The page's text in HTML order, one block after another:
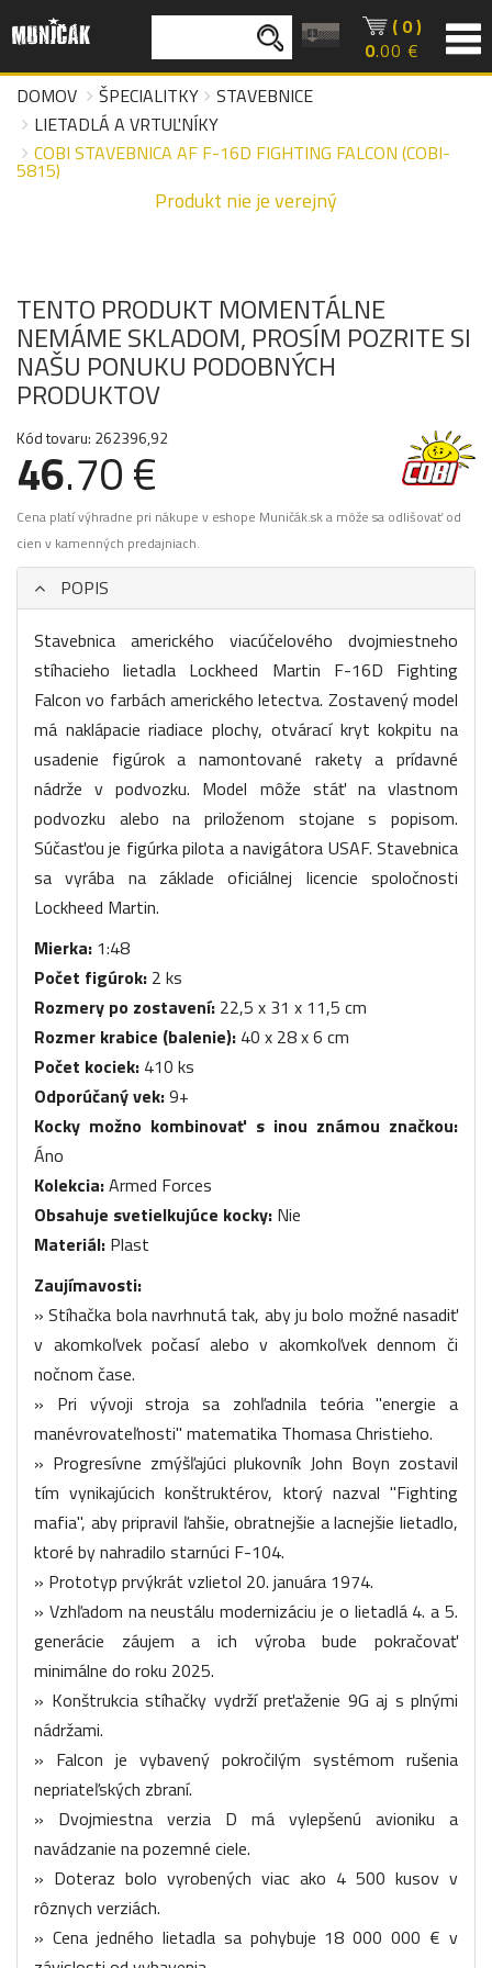
( 0 )
0.00 €
DOMOV
ŠPECIALITKY
STAVEBNICE
LIETADLÁ A VRTUĽNÍKY
COBI STAVEBNICA AF F-16D FIGHTING FALCON (COBI-
5815)
Produkt nie je verejný
TENTO PRODUKT MOMENTÁLNE
NEMÁME SKLADOM, PROSÍM POZRITE SI
NAŠU PONUKU PODOBNÝCH
PRODUKTOV
Kód tovaru: 262396,92
46.70 €
Cena platí výhradne pri nákupe v eshope Muničák.sk a môže sa odlišovať od
cien v kamenných predajniach.
POPIS
Stavebnica amerického viacúčelového dvojmiestneho
stíhacieho lietadla Lockheed Martin F-16D Fighting
Falcon vo farbách amerického letectva. Zostavený model
má naklápacie riadiace plochy, otvárací kryt kokpitu na
usadenie figúrok a namontované rakety a prídavné
nádrže v podvozku. Model môže stáť na vlastnom
podvozku alebo na priloženom stojane s popisom.
Súčasťou je figúrka pilota a navigátora USAF. Stavebnica
sa vyrába na základe oficiálnej licencie spoločnosti
Lockheed Martin.
Mierka: 1:48
Počet figúrok: 2 ks
Rozmery po zostavení: 22,5 x 31 x 11,5 cm
Rozmer krabice (balenie): 40 x 28 x 6 cm
Počet kociek: 410 ks
Odporúčaný vek:9+
Kocky možno kombinovať s inou známou značkou:
Áno
Kolekcia:Armed Forces
Obsahuje svetielkujúce kocky: Nie
Materiál: Plast
Zaujímavosti:
» Stíhačka bola navrhnutá tak, aby ju bolo možné nasadiť
v akomkoľvek počasí alebo v akomkoľvek dennom či
nočnom čase.
» Pri vývoji stroja sa zohľadnila teória "energie a
manévrovateľnosti" matematika Thomasa Christieho.
» Progresívne zmýšľajúci plukovník John Boyn zostavil
tím vynikajúcich konštruktérov, ktorý nazval "Fighting
mafia", aby pripravil ľahšie, obratnejšie a lacnejšie lietadlo,
ktoré by nahradilo starnúci F-104.
» Prototyp prvýkrát vzlietol 20. januára 1974.
» Vzhľadom na neustálu modernizáciu je o lietadlá 4. a 5.
generácie záujem a ich výroba bude pokračovať
minimálne do roku 2025.
» Konštrukcia stíhačky vydrží preťaženie 9G aj s plnými
nádržami.
» Falcon je vybavený pokročilým systémom rušenia
nepriateľských zbraní.
» Dvojmiestna verzia D má vylepšenú avioniku a
navádzanie na pozemné ciele.
» Doteraz bolo vyrobených viac ako 4 500 kusov v
rôznych verziách.
» Cena jedného lietadla sa pohybuje 18 000 000 € v